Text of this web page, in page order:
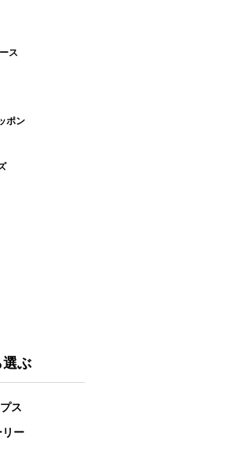
ス
ポン
選ぶ
ス
リー